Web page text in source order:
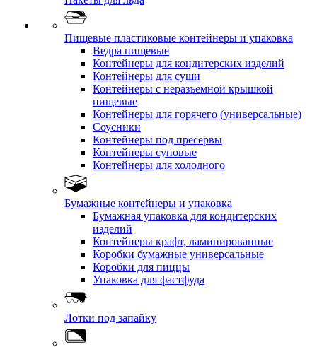
Пищевые пластиковые контейнеры и упаковка
Ведра пищевые
Контейнеры для кондитерских изделий
Контейнеры для суши
Контейнеры с неразъемной крышкой
пищевые
Контейнеры для горячего (универсальные)
Соусники
Контейнеры под пресервы
Контейнеры суповые
Контейнеры для холодного
Бумажные контейнеры и упаковка
Бумажная упаковка для кондитерских
изделий
Контейнеры крафт, ламинированные
Коробки бумажные универсальные
Коробки для пиццы
Упаковка для фастфуда
Лотки под запайку